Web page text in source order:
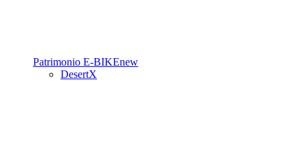
Patrimonio E-BIKEnew
DesertX